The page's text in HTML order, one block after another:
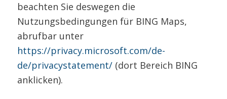
beachten Sie deswegen die
Nutzungsbedingungen für BING Maps,
abrufbar unter
https://privacy.microsoft.com/de-
de/privacystatement/(dort Bereich BING
anklicken).